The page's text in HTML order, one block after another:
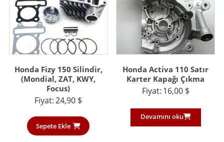
Honda Fizy 150 Silindir,
(Mondial, ZAT, KWY,
Focus)
Fiyat:24,90 $
Sepete Ekle
Honda Activa 110 Satır
Karter Kapağı Çıkma
Fiyat: 16,00 $
Devamını oku